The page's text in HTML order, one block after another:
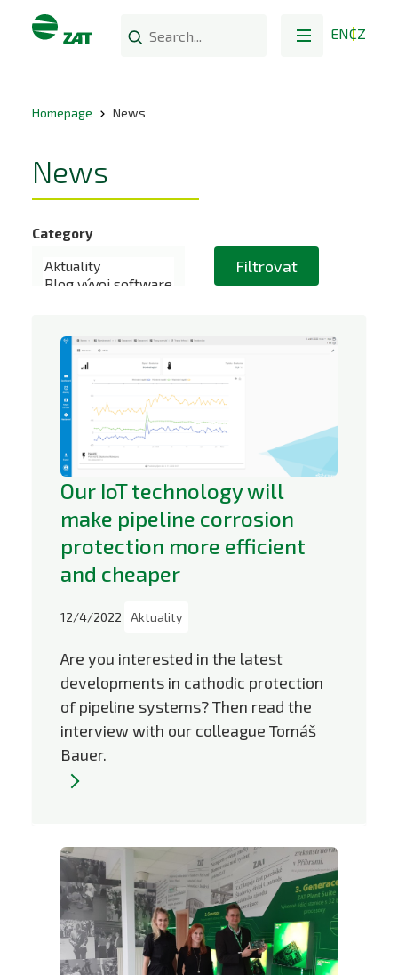
ENCZ
Homepage News
News
Category
Filtrovat
Our IoT technology will
make pipeline corrosion
protection more efficient
and cheaper
12/4/2022 Aktuality
Are you interested in the latest
developments in cathodic protection
of pipeline systems? Then read the
interview with our colleague Tomáš
Bauer.